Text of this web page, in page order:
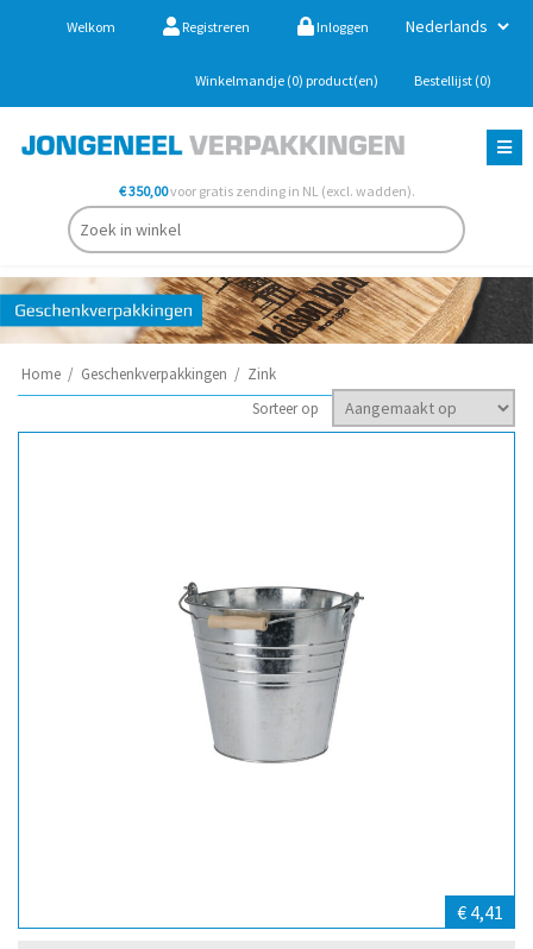
Welkom Registreren Inloggen
Winkelmandje (0) product(en) Bestellijst (0)
€ 350,00voor gratis zending in NL (excl. wadden).
Home / Geschenkverpakkingen / Zink
Sorteer op
€ 4,41